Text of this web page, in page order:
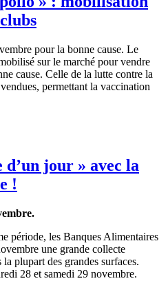
pour la bonne cause. Le
sur le marché pour vendre
cause. Celle de la lutte contre la
permettant la vaccination
d’un jour » avec la
!
période, les Banques Alimentaires
une grande collecte
plupart des grandes surfaces.
28 et samedi 29 novembre.